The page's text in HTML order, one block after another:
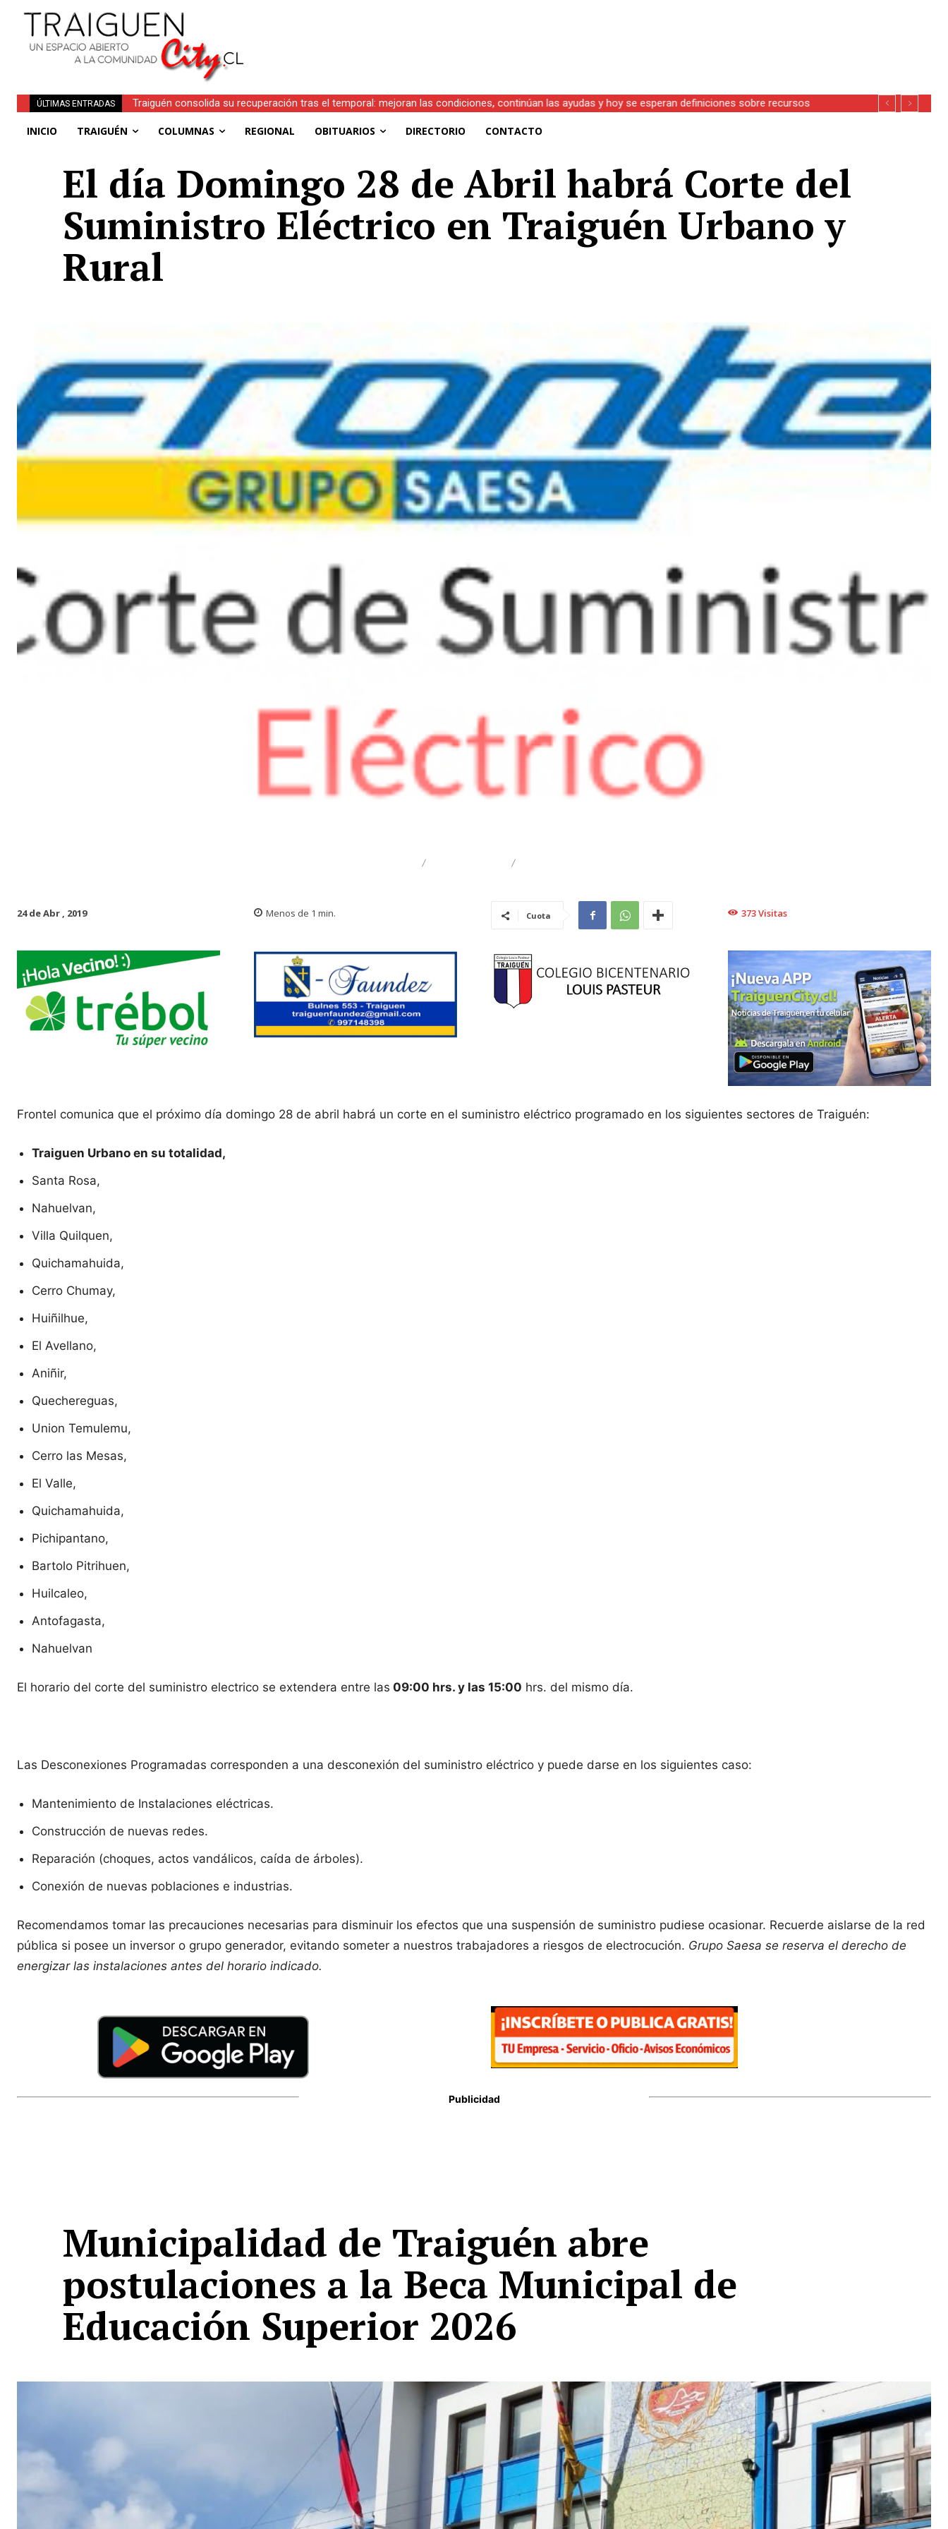
ÚLTIMAS ENTRADAS
Traiguén consolida su recuperación tras el temporal: mejoran las condiciones, continúan las ayudas y hoy se esperan definiciones sobre recursos
INICIO TRAIGUÉN COLUMNAS REGIONAL OBITUARIOS DIRECTORIO CONTACTO
El día Domingo 28 de Abril habrá Corte del
Suministro Eléctrico en Traiguén Urbano y
Rural
24 de Abr , 2019 Menos de 1 min. Cuota 373Visitas
Frontel comunica que el próximo día domingo 28 de abril habrá un corte en el suministro eléctrico programado en los siguientes sectores de Traiguén:
Traiguen Urbano en su totalidad,
Santa Rosa,
Nahuelvan,
Villa Quilquen,
Quichamahuida,
Cerro Chumay,
Huiñilhue,
El Avellano,
Aniñir,
Quechereguas,
Union Temulemu,
Cerro las Mesas,
El Valle,
Quichamahuida,
Pichipantano,
Bartolo Pitrihuen,
Huilcaleo,
Antofagasta,
Nahuelvan
El horario del corte del suministro electrico se extendera entre las 09:00 hrs. y las 15:00 hrs. del mismo día.
Las Desconexiones Programadas corresponden a una desconexión del suministro eléctrico y puede darse en los siguientes caso:
Mantenimiento de Instalaciones eléctricas.
Construcción de nuevas redes.
Reparación (choques, actos vandálicos, caída de árboles).
Conexión de nuevas poblaciones e industrias.
Recomendamos tomar las precauciones necesarias para disminuir los efectos que una suspensión de suministro pudiese ocasionar. Recuerde aislarse de la red
pública si posee un inversor o grupo generador, evitando someter a nuestros trabajadores a riesgos de electrocución. Grupo Saesa se reserva el derecho de
energizar las instalaciones antes del horario indicado.
Publicidad